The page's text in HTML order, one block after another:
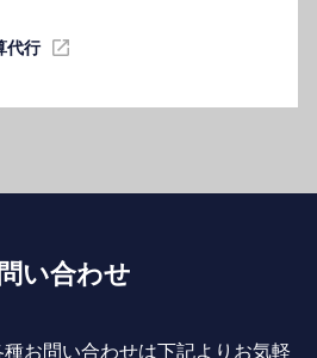
代⾏
い合わせ
種お問い合わせは下記よりお気軽